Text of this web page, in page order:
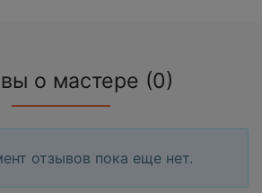
о мастере (0)
отзывов пока еще нет.